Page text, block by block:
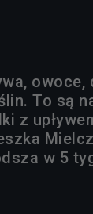
owoce,
To są
z
w 5